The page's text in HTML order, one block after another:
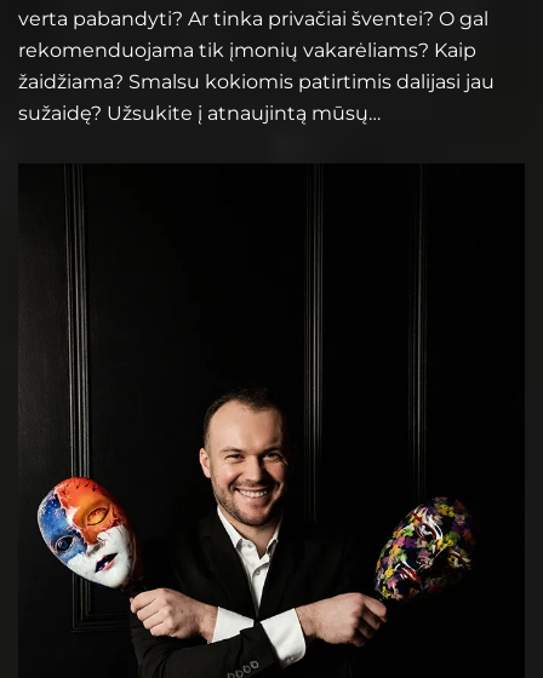
verta pabandyti? Ar tinka privačiai šventei? O gal
rekomenduojama tik įmonių vakarėliams? Kaip
žaidžiama? Smalsu kokiomis patirtimis dalijasi jau
sužaidę? Užsukite į atnaujintą mūsų…